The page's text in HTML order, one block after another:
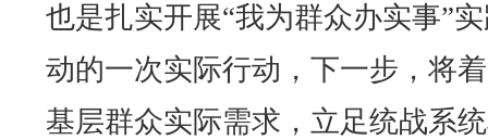
也是扎实开展“我为群众办实事”
动的一次实际行动，下一步，将
基层群众实际需求，立足统战系